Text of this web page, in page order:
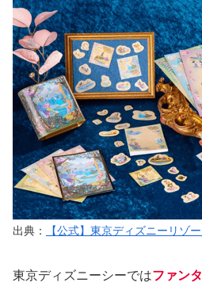
出典： 【公式】東京ディズニーリゾー
東京ディズニーシーではファン